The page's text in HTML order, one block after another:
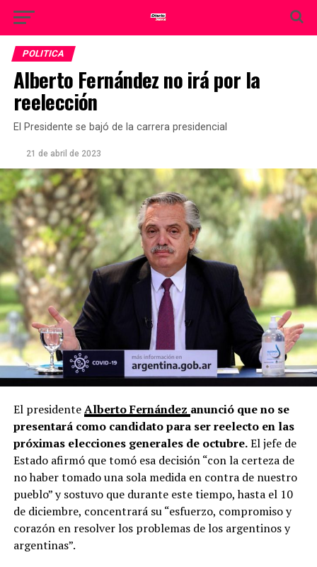
POLITICA
Alberto Fernández no irá por la
reelección
El Presidente se bajó de la carrera presidencial
21 de abril de 2023
El presidenteAlberto Fernández anunció que no se
presentará como candidato para ser reelecto en las
próximas elecciones generales de octubre.El jefe de
Estado afirmó que tomó esa decisión “con la certeza de
no haber tomado una sola medida en contra de nuestro
pueblo” y sostuvo que durante este tiempo, hasta el 10
de diciembre, concentrará su “esfuerzo, compromiso y
corazón en resolver los problemas de los argentinos y
argentinas”.